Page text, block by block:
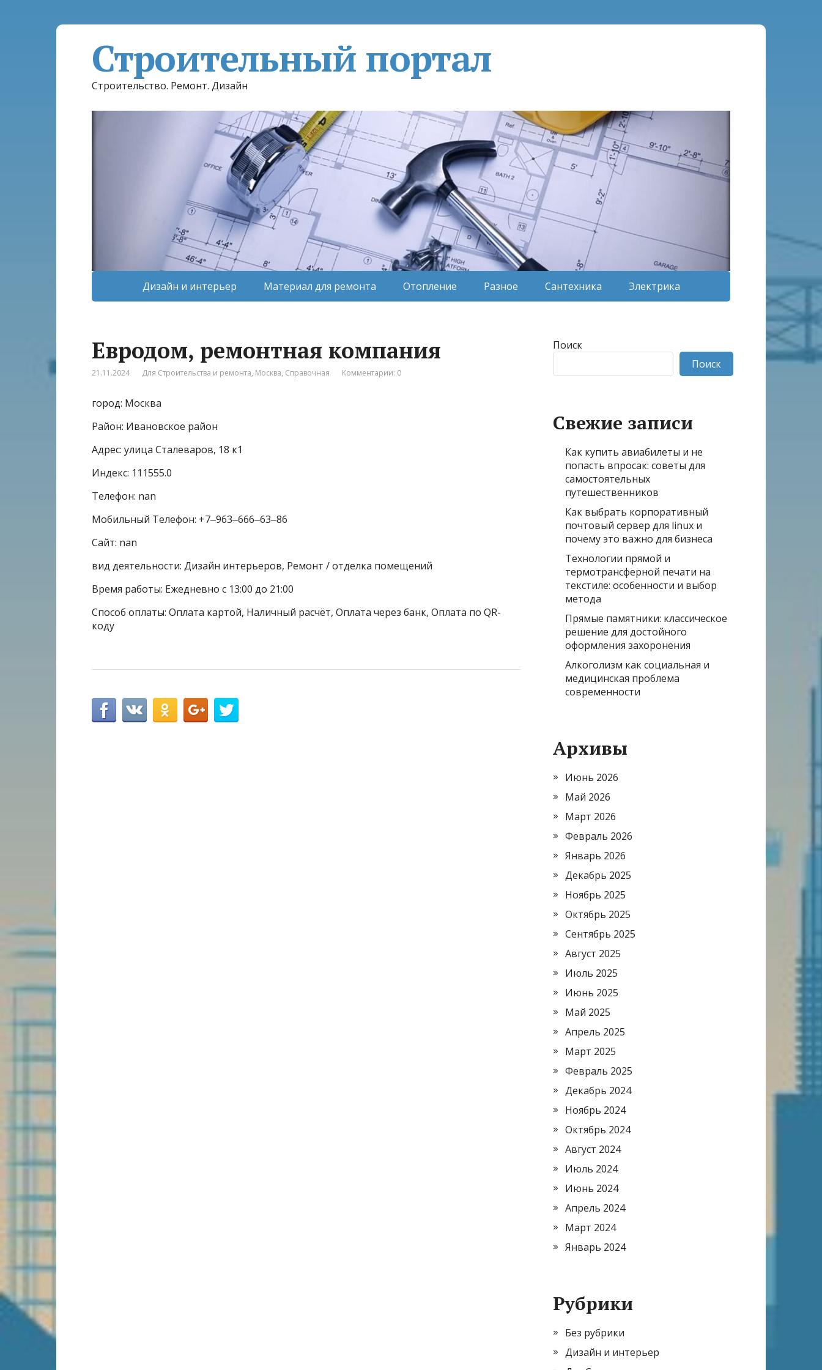
Строительный портал
Строительство. Ремонт. Дизайн
Дизайн и интерьер Материал для ремонта Отопление Разное Сантехника Электрика
Евродом, ремонтная компания
21.11.2024 Для Строительства и ремонта, Москва, Справочная Комментарии: 0
город: Москва
Район: Ивановское район
Адрес: улица Сталеваров, 18 к1
Индекс: 111555.0
Телефон: nan
Мобильный Телефон: +7‒963‒666‒63‒86
Сайт: nan
вид деятельности: Дизайн интерьеров, Ремонт / отделка помещений
Время работы: Ежедневно с 13:00 до 21:00
Способ оплаты: Оплата картой, Наличный расчёт, Оплата через банк, Оплата по QR-
коду
Поиск
Поиск
Свежие записи
Как купить авиабилеты и не
попасть впросак: советы для
самостоятельных
путешественников
Как выбрать корпоративный
почтовый сервер для linux и
почему это важно для бизнеса
Технологии прямой и
термотрансферной печати на
текстиле: особенности и выбор
метода
Прямые памятники: классическое
решение для достойного
оформления захоронения
Алкоголизм как социальная и
медицинская проблема
современности
Архивы
Июнь 2026
Май 2026
Март 2026
Февраль 2026
Январь 2026
Декабрь 2025
Ноябрь 2025
Октябрь 2025
Сентябрь 2025
Август 2025
Июль 2025
Июнь 2025
Май 2025
Апрель 2025
Март 2025
Февраль 2025
Декабрь 2024
Ноябрь 2024
Октябрь 2024
Август 2024
Июль 2024
Июнь 2024
Апрель 2024
Март 2024
Январь 2024
Рубрики
Без рубрики
Дизайн и интерьер